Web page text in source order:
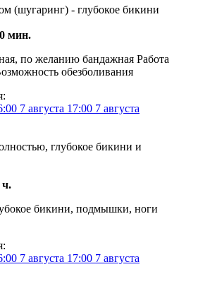
(шугаринг) - глубокое бикини
мин.
по желанию бандажная Работа
обезболивания
7 августа 17:00 7 августа
глубокое бикини и
ч.
бикини, подмышки, ноги
7 августа 17:00 7 августа